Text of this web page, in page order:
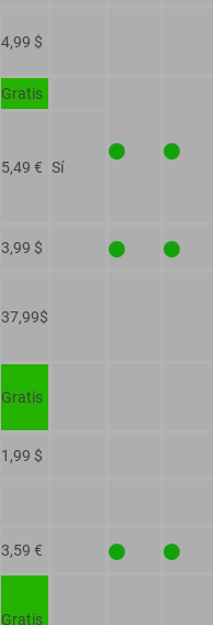
4,99 $
Gratis
5,49 € Sí
3,99 $
37,99$
Gratis
1,99 $
3,59 €
Gratis